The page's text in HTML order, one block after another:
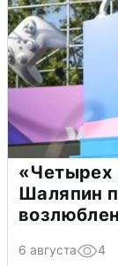
«Четырех
Шаляпин
6 августа 4